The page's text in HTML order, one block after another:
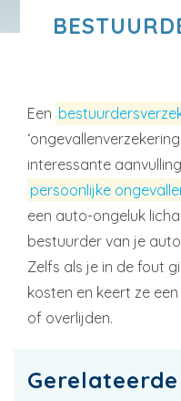
Een
interessante
persoonlijke
een auto-ongeluk
bestuurder van je
Zelfs als je in de fout
kosten en keert ze
of overlijden.